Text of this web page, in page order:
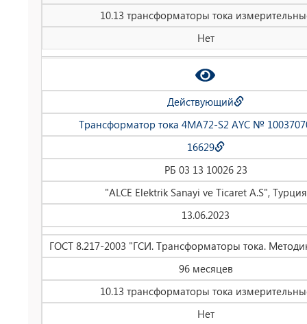
10.13 трансформаторы тока
Нет
Действующий
Трансформатор тока 4MA72-S2 AYC №
16629
РБ 03 13 10026 23
"ALCE Elektrik Sanayi ve Ticaret A.S", Турция
13.06.2023
ГОСТ 8.217-2003 "ГСИ. Трансформаторы тока.
96 месяцев
10.13 трансформаторы тока
Нет